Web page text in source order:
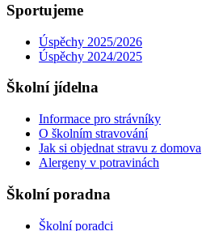
Sportujeme
Úspěchy 2025/2026
Úspěchy 2024/2025
Školní jídelna
Informace pro strávníky
O školním stravování
Jak si objednat stravu z domova
Alergeny v potravinách
Školní poradna
Školní poradci